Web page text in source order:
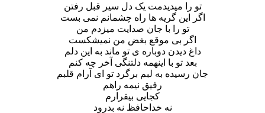
تو را میدیدمت یک دل سیر قبل رفتن
اگر این گریه ها راه چشمانم نمی بست
تو را با جان صدایت میزدم من
اگر بی موقع بغض من نمیشکست
داغ دیدن دوباره ی تو ماند به این دلم
بعد تو با اینهمه دلتنگی آخر چه کنم
جان رسیده به لبم برگرد تو ای آرام قلبم
رفیق نیمه راهم
کجایی بیقرارم
نه خداحافظ نه بدرود